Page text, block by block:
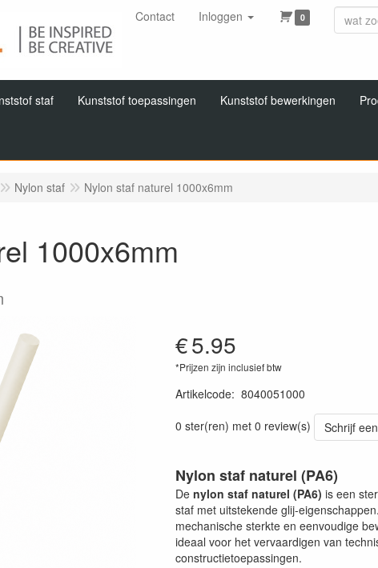
Contact Inloggen 0
staf Kunststof toepassingen Kunststof bewerkingen
Nylon staf Nylon staf naturel 1000x6mm
1000x6mm
€5.95
*Prijzen zijn inclusief btw
Artikelcode: 8040051000
0 ster(ren) met 0 review(s)
Schrijf
Nylon staf naturel (PA6)
De nylon staf naturel (PA6) is een
staf met uitstekende glij-
mechanische sterkte en eenvoudige
ideaal voor het vervaardigen van
constructietoepassingen.